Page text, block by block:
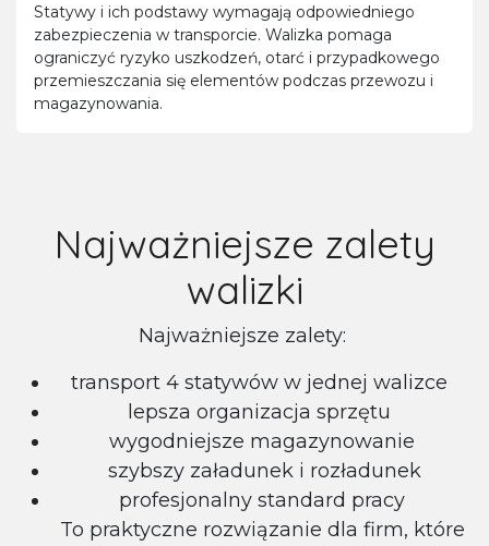
Statywy i ich podstawy wymagają odpowiedniego
zabezpieczenia w transporcie. Walizka pomaga
ograniczyć ryzyko uszkodzeń, otarć i przypadkowego
przemieszczania się elementów podczas przewozu i
magazynowania.
Najważniejsze zalety
walizki
Najważniejsze zalety:
transport 4 statywów w jednej walizce
lepsza organizacja sprzętu
wygodniejsze magazynowanie
szybszy załadunek i rozładunek
profesjonalny standard pracy
To praktyczne rozwiązanie dla firm, które